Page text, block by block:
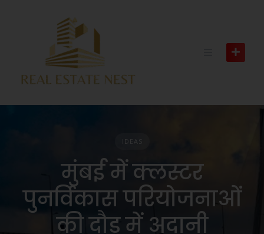
IDEAS
मुंबई में क्लस्टर
पुनर्विकास परियोजनाओं
की दौड़ में अदानी